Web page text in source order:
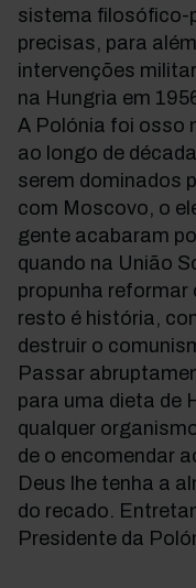
sistema filosófico-
precisas, para
intervenções
na Hungria em
A Polónia foi osso
ao longo de
serem dominados
com Moscovo, o
gente acabaram
quando na União
propunha reformar
resto é história,
destruir o
Passar
para uma dieta de
qualquer
de o encomendar
Deus lhe tenha a
do recado.
Presidente da